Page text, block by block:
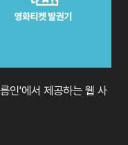
인'에서 제공하는 웹 사